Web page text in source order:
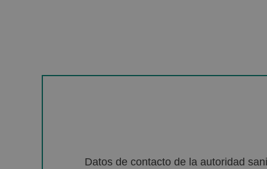
Datos de contacto de la autoridad